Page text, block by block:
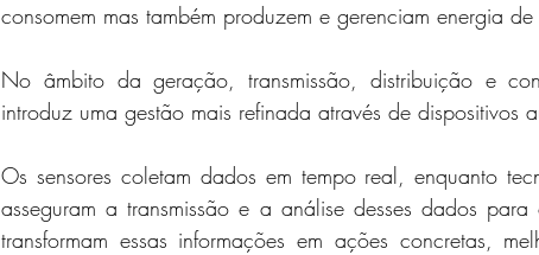
consomem mas também produzem e gerenciam energia
No âmbito da geração, transmissão, distribuição e
introduz uma gestão mais refinada através de dispositivos
Os sensores coletam dados em tempo real, enquanto
asseguram a transmissão e a análise desses dados
transformam essas informações em ações concretas,